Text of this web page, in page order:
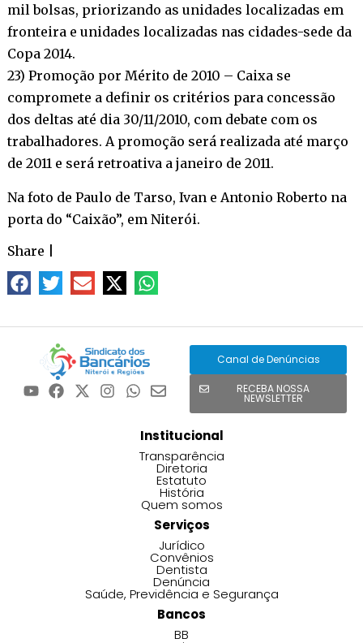
mil bolsas, priorizando as unidades localizadas em
fronteira e unidades localizadas nas cidades-sede da
Copa 2014.
23) Promoção por Mérito de 2010 – Caixa se
compromete a definir os critérios para concessão
dos deltas até dia 30/11/2010, com debate com os
trabalhadores. A promoção será realizada até março
de 2011 e será retroativa a janeiro de 2011.
Na foto de Paulo de Tarso, Ivan e Antonio Roberto na
porta do “Caixão”, em Niterói.
Share
Canal de Denúncias
RECEBA NOSSA
NEWSLETTER
Institucional
Transparência
Diretoria
Estatuto
História
Quem somos
Serviços
Jurídico
Convênios
Dentista
Denúncia
Saúde, Previdência e Segurança
Bancos
BB